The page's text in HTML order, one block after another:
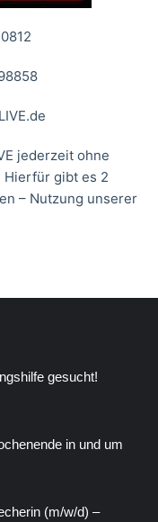
jederzeit ohne
Hierfür gibt es 2
– Nutzung unserer
gesucht!
in und um
(m/w/d) –